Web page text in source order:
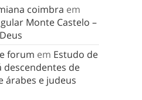
coimbra em
Monte Castelo –
forum em Estudo de
descendentes de
árabes e judeus